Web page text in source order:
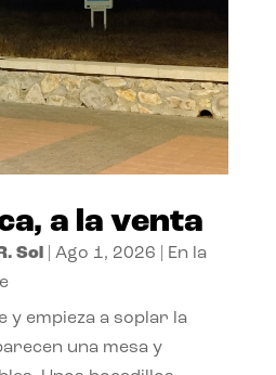
a la venta
Sol| Ago 1, 2026
En la
y empieza a soplar la
una mesa y